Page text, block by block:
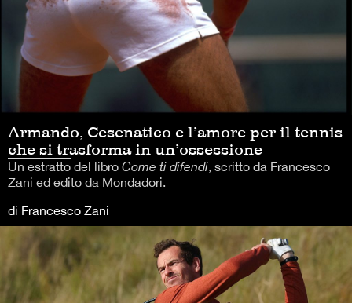
Armando, Cesenatico e l’amore per il tennis
che si trasforma in un’ossessione
Un estratto del libro Come ti difendi, scritto da Francesco
Zani ed edito da Mondadori.
di Francesco Zani